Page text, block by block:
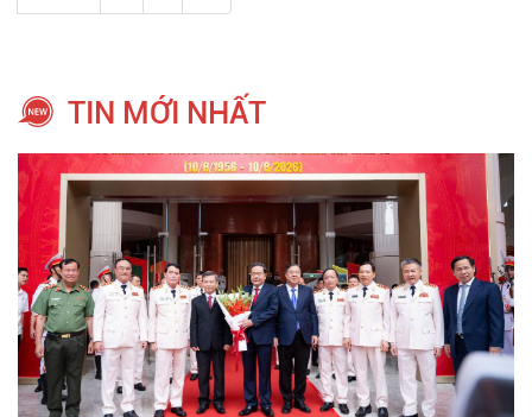
TIN MỚI NHẤT